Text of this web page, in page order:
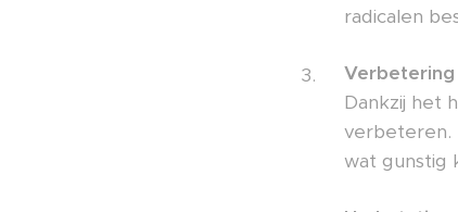
radicalen
Verbetering
Dankzij het
verbeteren.
wat gunstig